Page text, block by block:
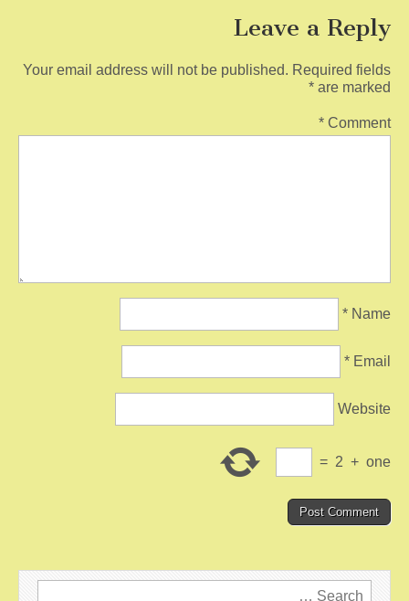
Leave a Reply
Your email address will not be published. Required fields
are marked
*
Comment
*
Name
*
Email
*
Website
one
+
2
=
Search